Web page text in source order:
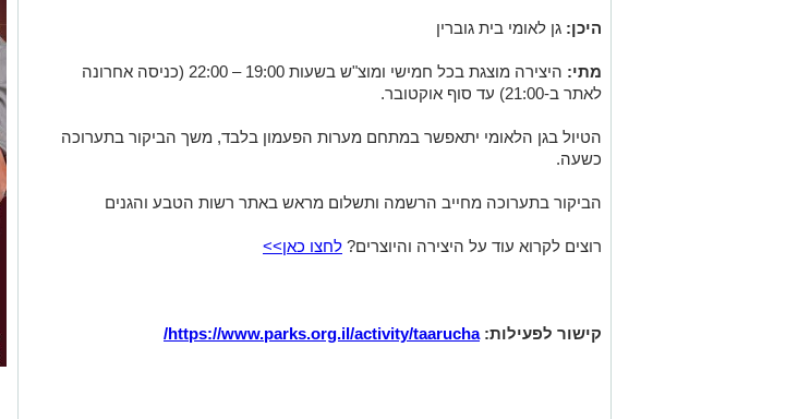
היכן: גן לאומי בית גוברין
מתי:
היצירה מוצגת בכל חמישי ומוצ"ש בשעות 19:00 – 22:00 (כניסה אחרונה
לאתר ב-21:00) עד סוף אוקטובר.
הטיול בגן הלאומי יתאפשר במתחם מערות הפעמון בלבד, משך הביקור בתערוכה
כשעה.
הביקור בתערוכה מחייב הרשמה ותשלום מראש באתר רשות הטבע והגנים
רוצים לקרוא עוד על היצירה והיוצרים? לחצו כאן>>
קישור לפעילות:https://www.parks.org.il/activity/taarucha
/